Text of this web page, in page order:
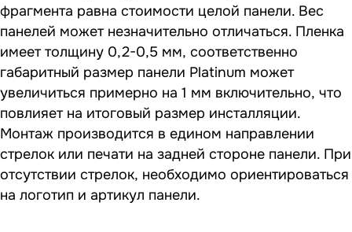
фрагмента равна стоимости целой панели. Вес
панелей может незначительно отличаться. Пленка
имеет толщину 0,2-0,5 мм, соответственно
габаритный размер панели Platinum может
увеличиться примерно на 1 мм включительно, что
повлияет на итоговый размер инсталляции.
Монтаж производится в едином направлении
стрелок или печати на задней стороне панели. При
отсутствии стрелок, необходимо ориентироваться
на логотип и артикул панели.